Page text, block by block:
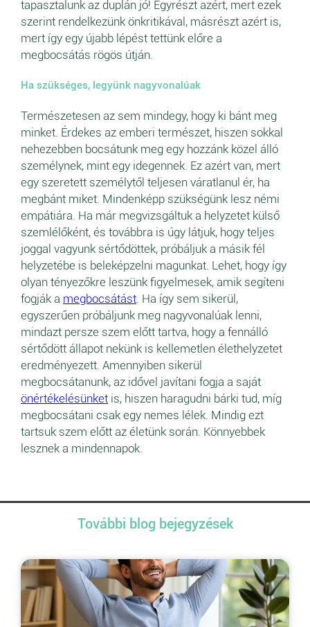
tapasztalunk az duplán jó! Egyrészt azért, mert ezek
szerint rendelkezünk önkritikával, másrészt azért is,
mert így egy újabb lépést tettünk előre a
megbocsátás rögös útján.
Ha szükséges, legyünk nagyvonalúak
Természetesen az sem mindegy, hogy ki bánt meg
minket. Érdekes az emberi természet, hiszen sokkal
nehezebben bocsátunk meg egy hozzánk közel álló
személynek, mint egy idegennek. Ez azért van, mert
egy szeretett személytől teljesen váratlanul ér, ha
megbánt miket. Mindenképp szükségünk lesz némi
empátiára. Ha már megvizsgáltuk a helyzetet külső
szemlélőként, és továbbra is úgy látjuk, hogy teljes
joggal vagyunk sértődöttek, próbáljuk a másik fél
helyzetébe is beleképzelni magunkat. Lehet, hogy így
olyan tényezőkre leszünk figyelmesek, amik segíteni
fogják a megbocsátást. Ha így sem sikerül,
egyszerűen próbáljunk meg nagyvonalúak lenni,
mindazt persze szem előtt tartva, hogy a fennálló
sértődött állapot nekünk is kellemetlen élethelyzetet
eredményezett. Amennyiben sikerül
megbocsátanunk, az idővel javítani fogja a saját
önértékelésünket is, hiszen haragudni bárki tud, míg
megbocsátani csak egy nemes lélek. Mindig ezt
tartsuk szem előtt az életünk során. Könnyebbek
lesznek a mindennapok.
További blog bejegyzések